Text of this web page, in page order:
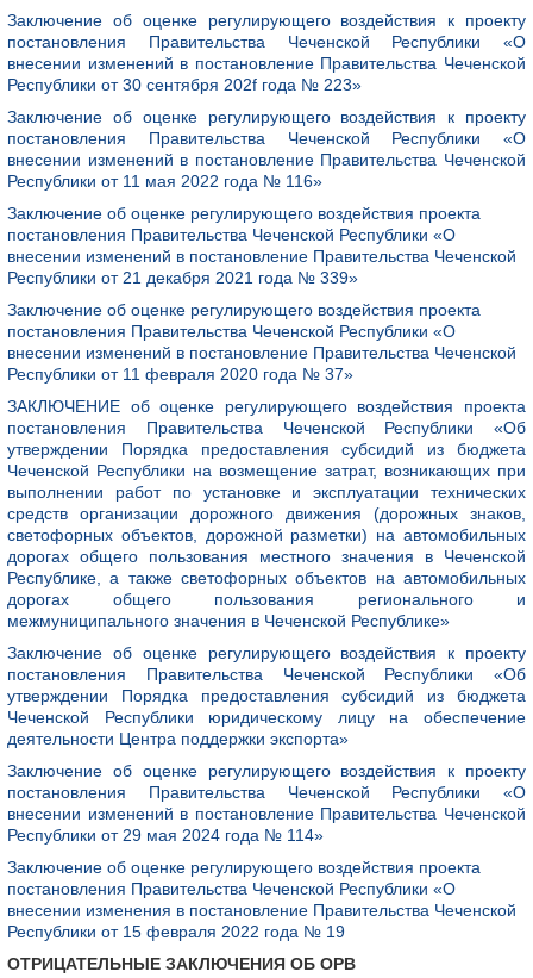
Заключение об оценке регулирующего воздействия к проекту
постановления Правительства Чеченской Республики «О
внесении изменений в постановление Правительства Чеченской
Республики от 30 сентября 202f года № 223»
Заключение об оценке регулирующего воздействия к проекту
постановления Правительства Чеченской Республики «О
внесении изменений в постановление Правительства Чеченской
Республики от 11 мая 2022 года № 116»
Заключение об оценке регулирующего воздействия проекта
постановления Правительства Чеченской Республики «О
внесении изменений в постановление Правительства Чеченской
Республики от 21 декабря 2021 года № 339»
Заключение об оценке регулирующего воздействия проекта
постановления Правительства Чеченской Республики «О
внесении изменений в постановление Правительства Чеченской
Республики от 11 февраля 2020 года № 37»
ЗАКЛЮЧЕНИЕ об оценке регулирующего воздействия проекта
постановления Правительства Чеченской Республики «Об
утверждении Порядка предоставления субсидий из бюджета
Чеченской Республики на возмещение затрат, возникающих при
выполнении работ по установке и эксплуатации технических
средств организации дорожного движения (дорожных знаков,
светофорных объектов, дорожной разметки) на автомобильных
дорогах общего пользования местного значения в Чеченской
Республике, а также светофорных объектов на автомобильных
дорогах общего пользования регионального и
межмуниципального значения в Чеченской Республике»
Заключение об оценке регулирующего воздействия к проекту
постановления Правительства Чеченской Республики «Об
утверждении Порядка предоставления субсидий из бюджета
Чеченской Республики юридическому лицу на обеспечение
деятельности Центра поддержки экспорта»
Заключение об оценке регулирующего воздействия к проекту
постановления Правительства Чеченской Республики «О
внесении изменений в постановление Правительства Чеченской
Республики от 29 мая 2024 года № 114»
Заключение об оценке регулирующего воздействия проекта
постановления Правительства Чеченской Республики «О
внесении изменения в постановление Правительства Чеченской
Республики от 15 февраля 2022 года № 19
ОТРИЦАТЕЛЬНЫЕ ЗАКЛЮЧЕНИЯ ОБ ОРВ